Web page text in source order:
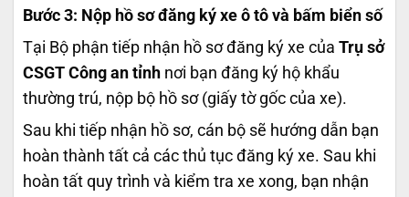
Bước 3: Nộp hồ sơ đăng ký xe ô tô và bấm biển số
Tại Bộ phận tiếp nhận hồ sơ đăng ký xe của Trụ sở
CSGT Công an tỉnh nơi bạn đăng ký hộ khẩu
thường trú, nộp bộ hồ sơ (giấy tờ gốc của xe).
Sau khi tiếp nhận hồ sơ, cán bộ sẽ hướng dẫn bạn
hoàn thành tất cả các thủ tục đăng ký xe. Sau khi
hoàn tất quy trình và kiểm tra xe xong, bạn nhận